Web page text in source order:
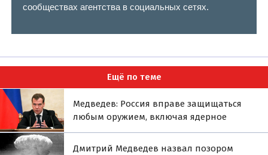
сообществах агентства в социальных сетях.
Ещё по теме
Медведев: Россия вправе защищаться
любым оружием, включая ядерное
Дмитрий Медведев назвал позором